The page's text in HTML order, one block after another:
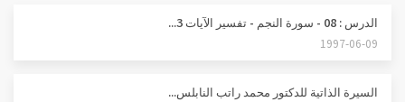
الدرس : 08 - سورة النجم - تفسير الآيات 3...
1997-06-09
السيرة الذاتية للدكتور محمد راتب النابلس...